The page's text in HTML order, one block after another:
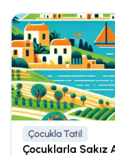
Çocukla Tatil
Çocuklarla Sakız